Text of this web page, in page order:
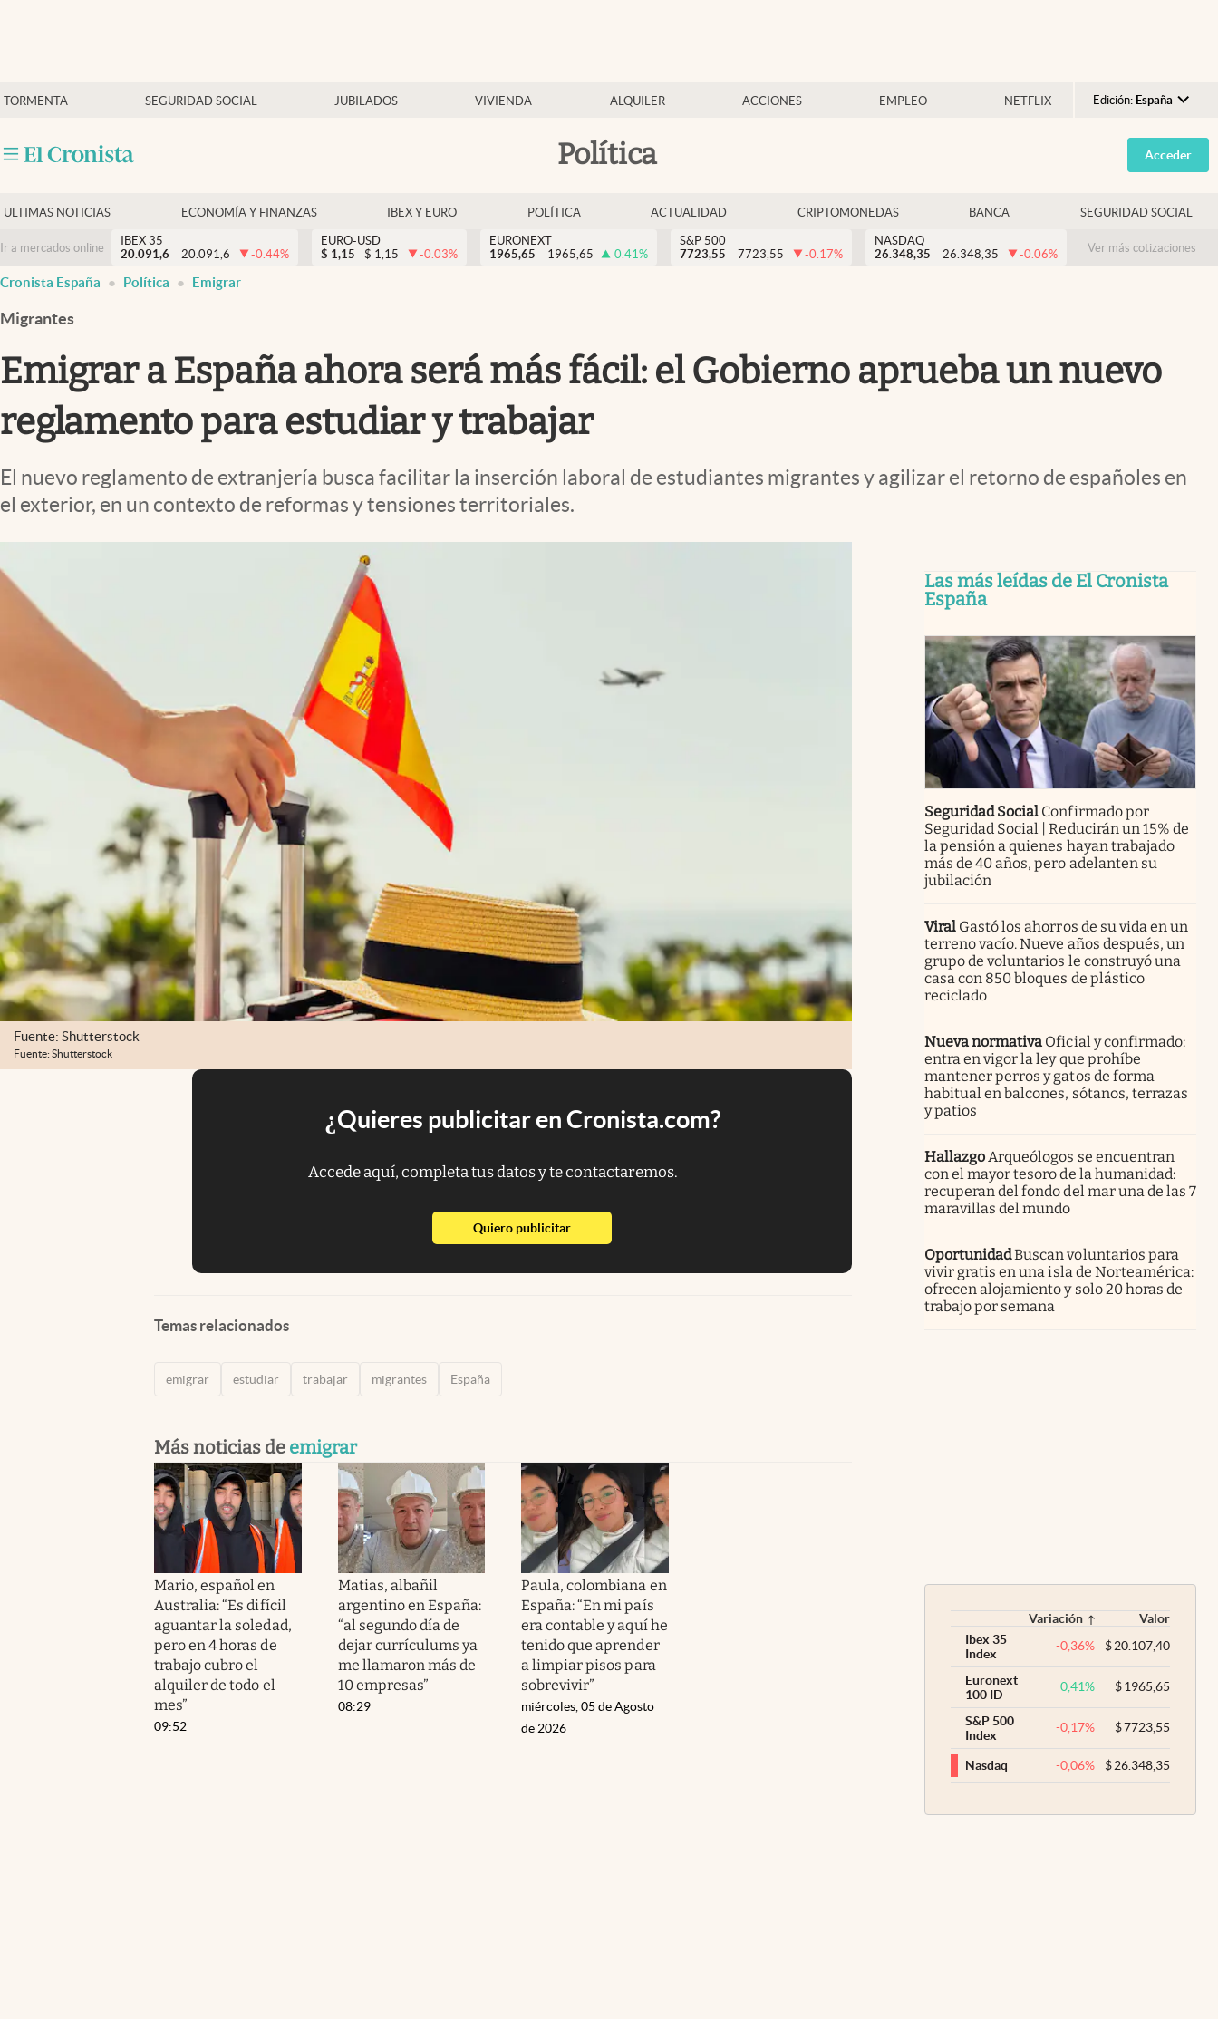
TORMENTA SEGURIDAD SOCIAL JUBILADOS VIVIENDA ALQUILER ACCIONES EMPLEO NETFLIX Edición: España
Argentina
España
USA
Colombia
Política
Economía y finanzas
Criptomonedas
Acceder
ULTIMAS NOTICIAS ECONOMÍA Y FINANZAS IBEX Y EURO POLÍTICA ACTUALIDAD CRIPTOMONEDAS BANCA SEGURIDAD SOCIAL
Ir a mercados online
IBEX 35
20.091,6
20.091,6 -0.44%
EURO-USD
$ 1,15 $ 1,15 -0.03%
EURONEXT
1965,65
1965,65 0.41%
S&P 500
7723,55
7723,55 -0.17%
NASDAQ
26.348,35
26.348,35 -0.06% Ver más cotizaciones
Cronista España Política Emigrar
Migrantes
Emigrar a España ahora será más fácil: el Gobierno aprueba un nuevo
reglamento para estudiar y trabajar
El nuevo reglamento de extranjería busca facilitar la inserción laboral de estudiantes migrantes y agilizar el retorno de españoles en
el exterior, en un contexto de reformas y tensiones territoriales.
Fuente: Shutterstock
Fuente: Shutterstock
¿Quieres publicitar en Cronista.com?
Accede aquí, completa tus datos y te contactaremos.
Quiero publicitarabre en nueva pestaña
Temas relacionados
emigrar estudiar trabajar migrantes España
Más noticias de emigrar
Mario, español en
Australia: “Es difícil
aguantar la soledad,
pero en 4 horas de
trabajo cubro el
alquiler de todo el
mes”
09:52
Matias, albañil
argentino en España:
“al segundo día de
dejar currículums ya
me llamaron más de
10 empresas”
08:29
Paula, colombiana en
España: “En mi país
era contable y aquí he
tenido que aprender
a limpiar pisos para
sobrevivir”
miércoles, 05 de Agosto
de 2026
Las más leídas de El Cronista
España
Seguridad Social Confirmado por
Seguridad Social | Reducirán un 15% de
la pensión a quienes hayan trabajado
más de 40 años, pero adelanten su
jubilación
Viral Gastó los ahorros de su vida en un
terreno vacío. Nueve años después, un
grupo de voluntarios le construyó una
casa con 850 bloques de plástico
reciclado
Nueva normativa Oficial y confirmado:
entra en vigor la ley que prohíbe
mantener perros y gatos de forma
habitual en balcones, sótanos, terrazas
y patios
HallazgoArqueólogos se encuentran
con el mayor tesoro de la humanidad:
recuperan del fondo del mar una de las 7
maravillas del mundo
OportunidadBuscan voluntarios para
vivir gratis en una isla de Norteamérica:
ofrecen alojamiento y solo 20 horas de
trabajo por semana
Variación
Valor
Ibex 35
Index
-0,36% $20.107,40
Euronext
100 ID
0,41% $1965,65
S&P 500
Index
-0,17% $7723,55
Nasdaq -0,06% $26.348,35